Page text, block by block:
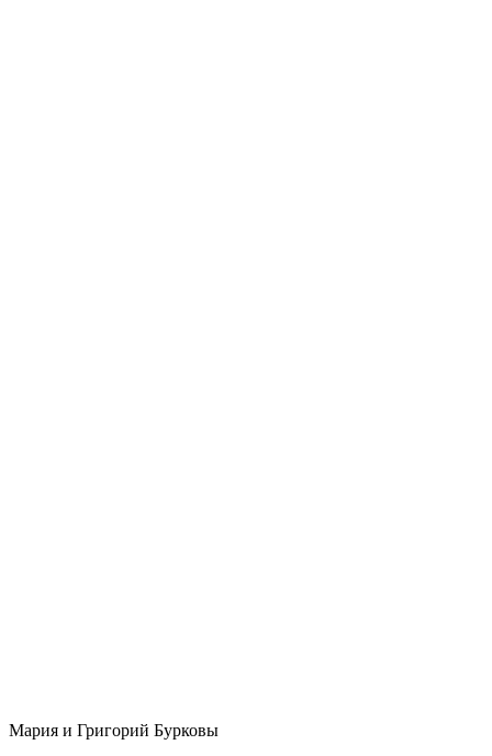
Мария и Григорий Бурковы